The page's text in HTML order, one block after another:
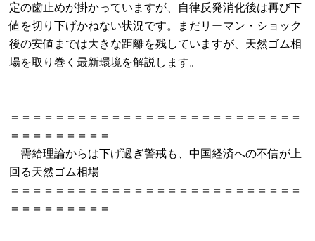
定の歯止めが掛かっていますが、自律反発消化後は再び下
値を切り下げかねない状況です。まだリーマン・ショック
後の安値までは大きな距離を残していますが、天然ゴム相
場を取り巻く最新環境を解説します。
＝＝＝＝＝＝＝＝＝＝＝＝＝＝＝＝＝＝＝＝＝＝＝＝＝＝
＝＝＝＝＝＝＝＝＝
需給理論からは下げ過ぎ警戒も、中国経済への不信が上
回る天然ゴム相場
＝＝＝＝＝＝＝＝＝＝＝＝＝＝＝＝＝＝＝＝＝＝＝＝＝＝
＝＝＝＝＝＝＝＝＝